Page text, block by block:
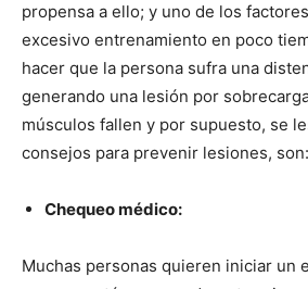
propensa a ello; y uno de los
excesivo entrenamiento en poco
hacer que la persona sufra una
generando una lesión por
músculos fallen y por supuesto, se
consejos para prevenir lesiones, son:
Chequeo médico:
Muchas personas quieren iniciar un